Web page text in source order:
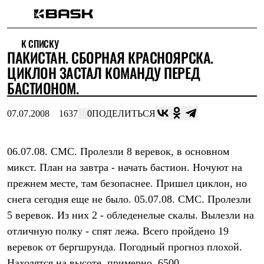
Интернет-магазин
Мужская одежда
Утепленная пухом
Куртки
Брюки
Комбинезоны
Штормовая одежда
Куртки
Софтшелл одежда
Куртки
Брюки
Флисовая одежда
Куртки
Брюки
Жилеты
К СПИСКУ
ПАКИСТАН. СБОРНАЯ КРАСНОЯРСКА.
ЦИКЛОН ЗАСТАЛ КОМАНДУ ПЕРЕД
БАСТИОНОМ.
07.07.2008 1637 0ПОДЕЛИТЬСЯ
06.07.08. СМС. Пролезли 8 веревок, в основном
микст. План на завтра - начать бастион. Ночуют на
прежнем месте, там безопаснее. Пришел циклон, но
снега сегодня еще не было. 05.07.08. СМС. Пролезли
5 веревок. Из них 2 - обледенелые скалы. Вылезли на
отличную полку - спят лежа. Всего пройдено 19
веревок от бергшрунда. Погодный прогноз плохой.